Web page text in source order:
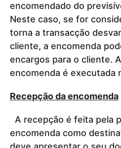
encomendado do
Neste caso, se for
torna a transacção
cliente, a encomenda
encargos para o cliente.
encomenda é executada
Recepção da encomenda
A recepção é feita pela
encomenda como